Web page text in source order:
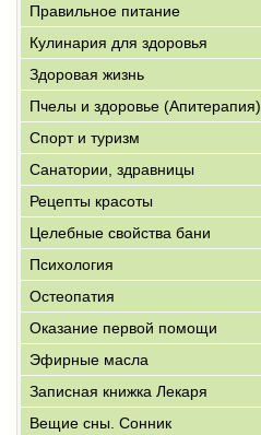
Правильное питание
Кулинария для здоровья
Здоровая жизнь
Пчелы и здоровье (Апитерапия)
Спорт и туризм
Санатории, здравницы
Рецепты красоты
Целебные свойства бани
Психология
Остеопатия
Оказание первой помощи
Эфирные масла
Записная книжка Лекаря
Вещие сны. Сонник